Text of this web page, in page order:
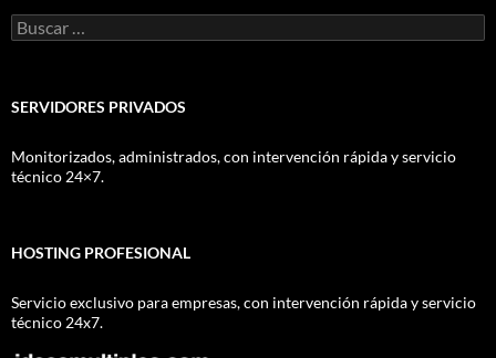
Buscar:
SERVIDORES PRIVADOS
Monitorizados, administrados, con intervención rápida y servicio
técnico 24×7.
HOSTING PROFESIONAL
Servicio exclusivo para empresas, con intervención rápida y servicio
técnico 24x7.